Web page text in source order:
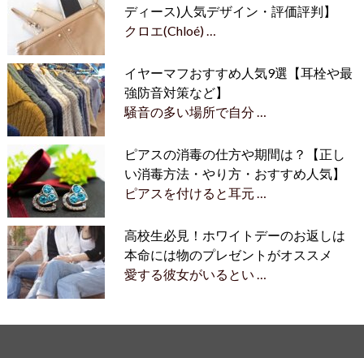
ディース)人気デザイン・評価評判】
クロエ(Chloé) …
イヤーマフおすすめ人気9選【耳栓や最
強防音対策など】
騒音の多い場所で自分 …
ピアスの消毒の仕方や期間は？【正し
い消毒方法・やり方・おすすめ人気】
ピアスを付けると耳元 …
高校生必見！ホワイトデーのお返しは
本命には物のプレゼントがオススメ
愛する彼女がいるとい …